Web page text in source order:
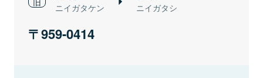
ニイガタケン ニイガタシ
959-0414